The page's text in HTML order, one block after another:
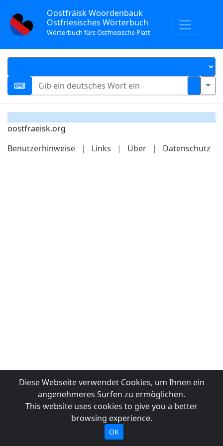
Oostfräisk Woordenbauk
Ostfriesisches Wörterbuch
Wörterbuch fürs Ostfriesische Platt
oostfraeisk.org
Benutzerhinweise
| Links | Über | Datenschutz
Diese Webseite verwendet Cookies, um Ihnen ein
angenehmeres Surfen zu ermöglichen.
This website uses cookies to give you a better
browsing experience.
OK